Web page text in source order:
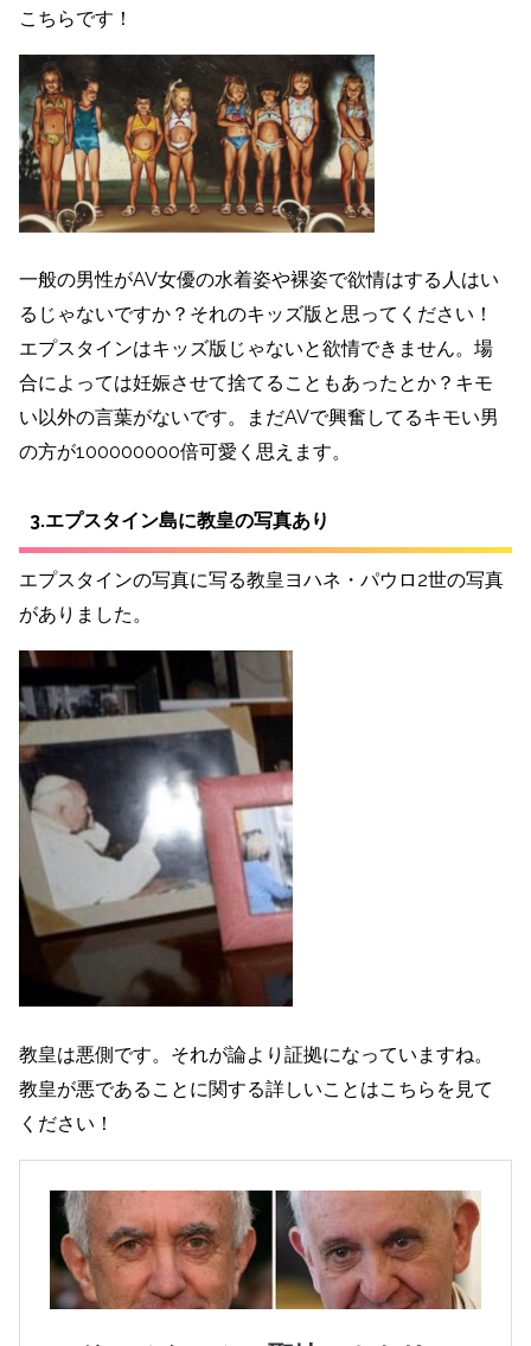
こちらです！
一般の男性がAV女優の水着姿や裸姿で欲情はする人はい
るじゃないですか？それのキッズ版と思ってください！
エプスタインはキッズ版じゃないと欲情できません。場
合によっては妊娠させて捨てることもあったとか？キモ
い以外の言葉がないです。まだAVで興奮してるキモい男
の方が100000000倍可愛く思えます。
3.エプスタイン島に教皇の写真あり
エプスタインの写真に写る教皇ヨハネ・パウロ2世の写真
がありました。
教皇は悪側です。それが論より証拠になっていますね。
教皇が悪であることに関する詳しいことはこちらを見て
ください！